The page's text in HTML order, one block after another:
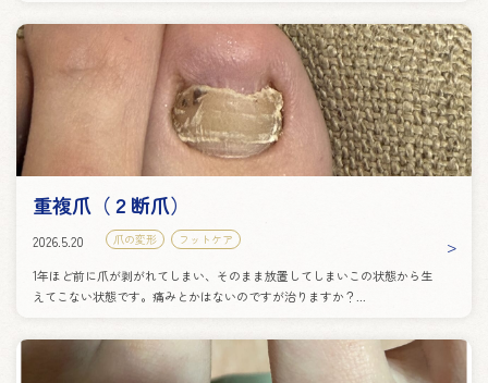
重複爪（２断爪）
2026.5.20 爪の変形 フットケア
1年ほど前に爪が剥がれてしまい、そのまま放置してしまいこの状態から生
えてこない状態です。痛みとかはないのですが治りますか？...